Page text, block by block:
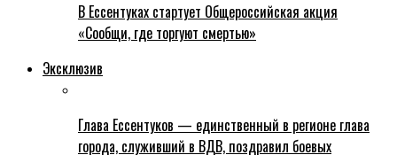
В Ессентуках стартует Общероссийская акция
«Сообщи, где торгуют смертью»
Эксклюзив
Глава Ессентуков — единственный в регионе глава
города, служивший в ВДВ, поздравил боевых